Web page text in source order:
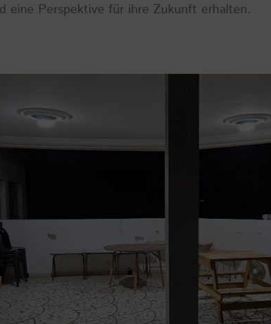
eine Perspektive für ihre Zukunft erhalten.